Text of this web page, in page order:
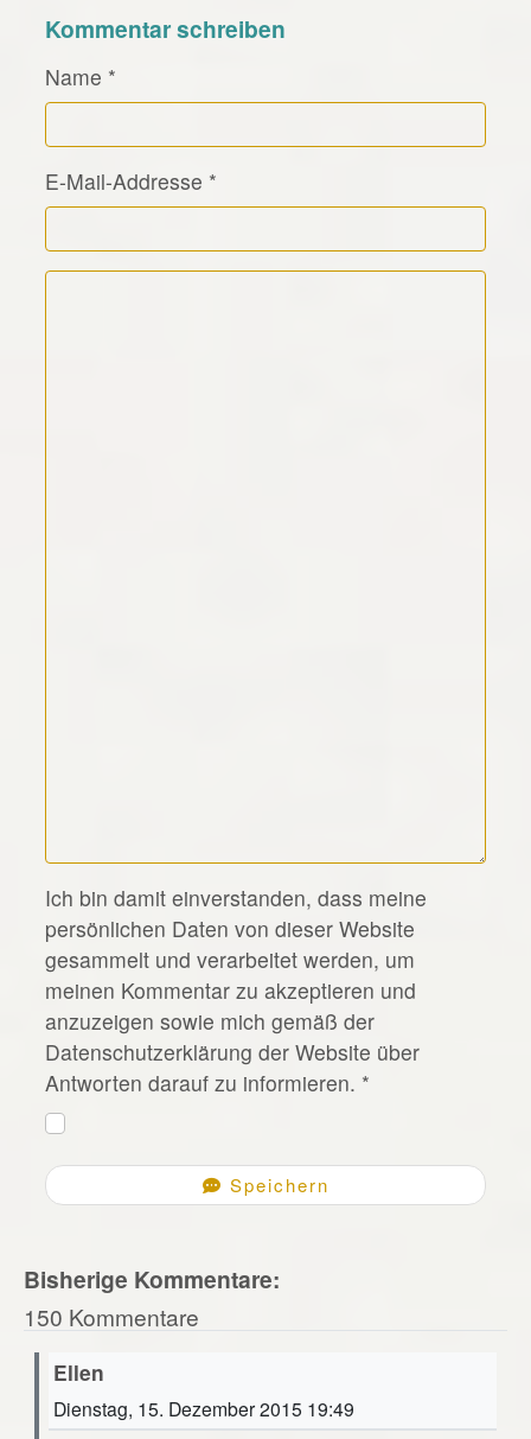
Kommentar schreiben
Name *
E-Mail-Addresse *
Kommentar Text
*
Ich bin damit einverstanden, dass meine
persönlichen Daten von dieser Website
gesammelt und verarbeitet werden, um
meinen Kommentar zu akzeptieren und
anzuzeigen sowie mich gemäß der
Datenschutzerklärung der Website über
Antworten darauf zu informieren. *
Speichern
Bisherige Kommentare:
150 Kommentare
Ellen
Dienstag, 15. Dezember 2015 19:49